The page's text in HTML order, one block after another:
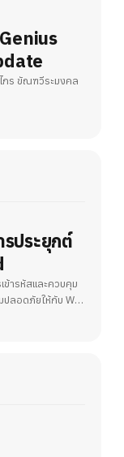
กร ขัณฑวีระมงคล
ประยุกต์
ข้ารหัสและควบคุม
ปลอดภัยให้กับ Wi-